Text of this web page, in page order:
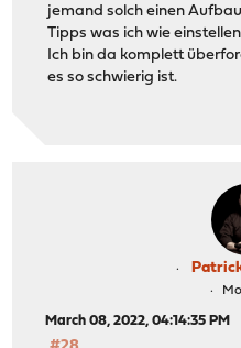
jemand solch einen
Tipps was ich wie
Ich bin da komplett
es so schwierig ist.
March 08, 2022, 04:14:35 PM